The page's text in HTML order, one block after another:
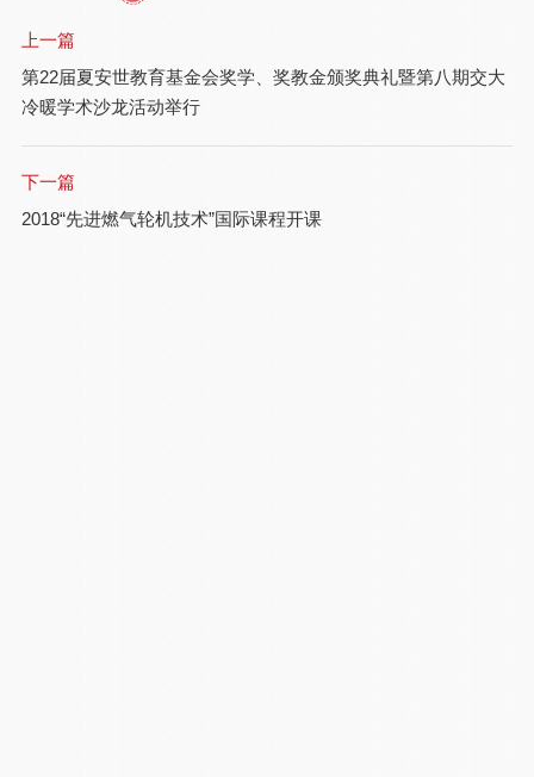
上一篇
第22届夏安世教育基金会奖学、奖教金颁奖典礼暨第八期交大
冷暖学术沙龙活动举行
下一篇
2018“先进燃气轮机技术”国际课程开课